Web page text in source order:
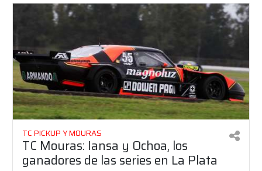
TC PICKUP Y MOURAS
TC Mouras: Iansa y Ochoa, los
ganadores de las series en La Plata